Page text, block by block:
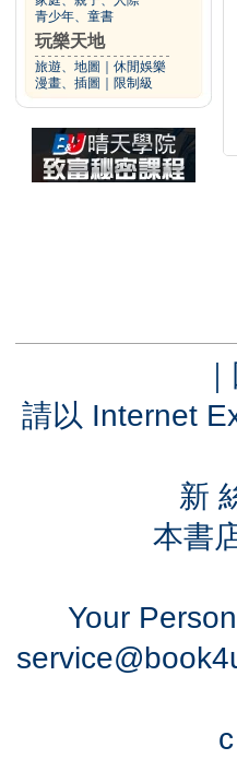
青少年、童書
玩樂天地
旅遊、地圖
休閒娛樂
漫畫、插圖
限制級
｜
請以 Internet
新
本書
Your